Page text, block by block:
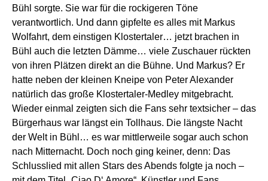
Bühl sorgte. Sie war für die rockigeren Töne
verantwortlich. Und dann gipfelte es alles mit Markus
Wolfahrt, dem einstigen Klostertaler… jetzt brachen in
Bühl auch die letzten Dämme… viele Zuschauer rückten
von ihren Plätzen direkt an die Bühne. Und Markus? Er
hatte neben der kleinen Kneipe von Peter Alexander
natürlich das große Klostertaler-Medley mitgebracht.
Wieder einmal zeigten sich die Fans sehr textsicher – das
Bürgerhaus war längst ein Tollhaus. Die längste Nacht
der Welt in Bühl… es war mittlerweile sogar auch schon
nach Mitternacht. Doch noch ging keiner, denn: Das
Schlusslied mit allen Stars des Abends folgte ja noch –